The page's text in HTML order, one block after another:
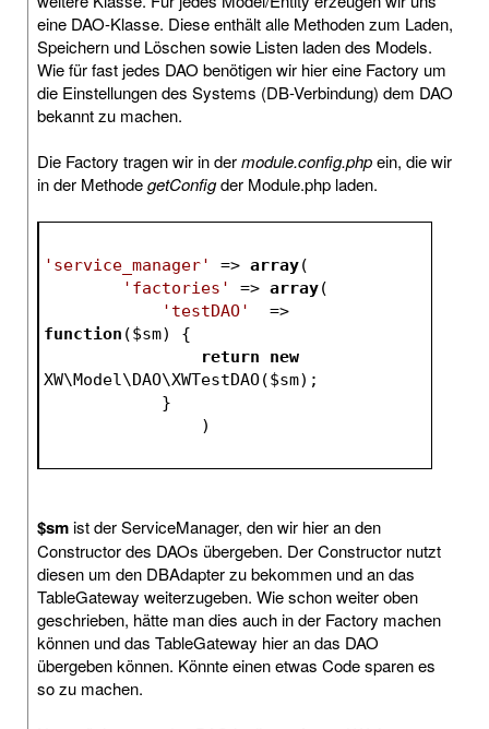
eine DAO-Klasse. Diese enthält alle Methoden zum Laden,
Speichern und Löschen sowie Listen laden des Models.
Wie für fast jedes DAO benötigen wir hier eine Factory um
die Einstellungen des Systems (DB-Verbindung) dem DAO
bekannt zu machen.
Die Factory tragen wir in dermodule.config.phpein, die wir
in der MethodegetConfigder Module.php laden.
'service_manager' => array(
'factories'
=> array(
'testDAO'
function ($sm)
{
return
new
XW\Model\DAO\XWTestDAO($sm);
            }
$smist der ServiceManager, den wir hier an den
Constructor des DAOs übergeben. Der Constructor nutzt
diesen um den DBAdapter zu bekommen und an das
TableGateway weiterzugeben. Wie schon weiter oben
geschrieben, hätte man dies auch in der Factory machen
können und das TableGateway hier an das DAO
übergeben können. Könnte einen etwas Code sparen es
so zu machen.